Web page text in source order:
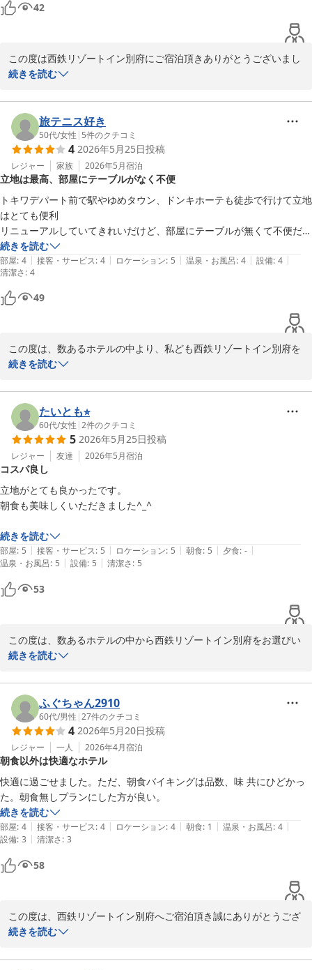
42
この度は西鉄リゾートイン別府にご宿泊頂きありがとうございまし
た。
お客様のこの度のご旅行に立地面でお役に立てたようで嬉しく存じ
ます。
お客様のご滞在が快適なものとなり「また利用したい」と言っても
らえるのがわたしどもの何よりの喜びでございます。
次回ご来館いただけた際には更なるおもてなしをご提供できますよ
う従業員一同、精進して参ります。
またのお越しを心よりお待ちしております。
西鉄リゾートイン別府　大谷
西鉄リゾートイン別府
2026-06-09
続きを読む
旅テニス好き
50代/女性 | 5件のクチコミ
4 2026年5月25日投稿
レジャー 家族 2026年5月宿泊
立地は最高、部屋にテーブルがなく不便
トキワデパート前で駅やゆめタウン、ドンキホーテも徒歩で行けて立地
はとても便利
リニューアルしていてきれいだけど、部屋にテーブルが無くて不便だっ
た
お得に泊まれたので良かった
続きを読む
部屋: 4 | 接客・サービス: 4 | ロケーション: 5 | 温泉・お風呂: 4 | 設備: 4 |
清潔さ: 4
49
この度は、数あるホテルの中より、私ども西鉄リゾートイン別府を
ご利用いただきまして、誠にありがとうございます。
ご滞在中、快適にお過ごしいただけたご様子でスタッフ一同、大変
嬉しく存じます。
貴重なご意見ありがとうございました。
今後もお選びいただいたお客様のご期待に沿うことが出来るよう
より一層、お客さまの立場に立った業務改善に真摯に取り組み、
サービスの向上に努めてまいります。
また機会がございましたら、是非西鉄リゾートイン別府をご利用い
ただきますよう、お願い申し上げます。
次回お目にかかれます日を、スタッフ一同、心より楽しみにいたし
ております。
2026-05-26
続きを読む
たいとも⭐︎
60代/女性 |2件のクチコミ
5 2026年5月25日投稿
レジャー 友達 2026年5月宿泊
コスパ良し
立地がとても良かったです。
朝食も美味しくいただきました^_^
続きを読む
部屋: 5 | 接客・サービス: 5 | ロケーション: 5 | 朝食: 5 | 夕食: - |
温泉・お風呂: 5 | 設備: 5 | 清潔さ: 5
53
この度は、数あるホテルの中から西鉄リゾートイン別府をお選びい
ただきまして、誠にありがとうございました。
ゆったりとお過ごしいただけたご様子を伺え、大変光栄に存じま
す。
一日の始まりであります大切な朝食にもお褒めの言葉を頂戴しあり
がとうございます。
朝食は一日の始まりに大切なものでございますので、西鉄リゾート
イン別府でもゲストのみなさまが
とても充実した時間をお過ごしいただけるよう、料理内容、サービ
スなどスタッフはより良いものをご提供できるよう心掛けておりま
す。
お客様のまたのお越しを、心よりお待ちいたしております。
2026-05-26
続きを読む
ふぐちゃん2910
60代/男性 |27件のクチコミ
4 2026年5月20日投稿
レジャー 一人 2026年4月宿泊
朝食以外は快適なホテル
快適に過ごせました。ただ、朝食バイキングは品数、味 共にひどかっ
た。朝食無しプランにした方が良い。
続きを読む
部屋: 4 | 接客・サービス: 4 | ロケーション: 4 | 朝食: 1 | 温泉・お風呂: 4 |
設備: 3 | 清潔さ: 3
58
この度は、西鉄リゾートイン別府へご宿泊頂き誠にありがとうござ
います。
朝食に関しまして期待に応えることが出来ず申し訳ございませんで
続きを読む